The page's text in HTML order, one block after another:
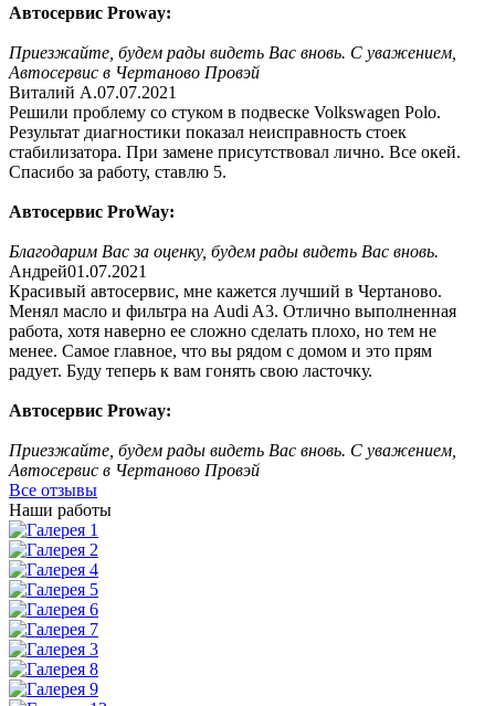
Автосервис Proway:
Приезжайте, будем рады видеть Вас вновь. С уважением,
Автосервис в Чертаново Провэй
Виталий А.07.07.2021
Решили проблему со стуком в подвеске Volkswagen Polo.
Результат диагностики показал неисправность стоек
стабилизатора. При замене присутствовал лично. Все окей.
Спасибо за работу, ставлю 5.
Автосервис ProWay:
Благодарим Вас за оценку, будем рады видеть Вас вновь.
Андрей01.07.2021
Красивый автосервис, мне кажется лучший в Чертаново.
Менял масло и фильтра на Audi A3. Отлично выполненная
работа, хотя наверно ее сложно сделать плохо, но тем не
менее. Самое главное, что вы рядом с домом и это прям
радует. Буду теперь к вам гонять свою ласточку.
Автосервис Proway:
Приезжайте, будем рады видеть Вас вновь. С уважением,
Автосервис в Чертаново Провэй
Все отзывы
Наши работы